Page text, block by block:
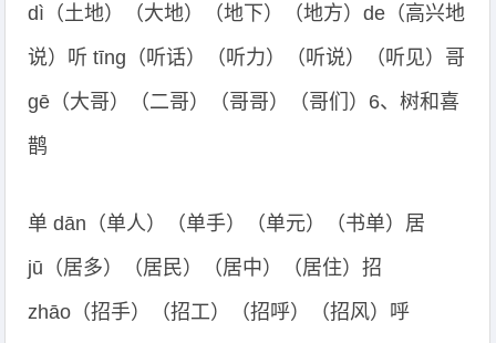
dì（土地）（大地）（地下）（地方）de（高兴地
说）听 tīng（听话）（听力）（听说）（听见）哥
gē（大哥）（二哥）（哥哥）（哥们）6、树和喜
鹊
单 dān（单人）（单手）（单元）（书单）居
jū（居多）（居民）（居中）（居住）招
zhāo（招手）（招工）（招呼）（招风）呼